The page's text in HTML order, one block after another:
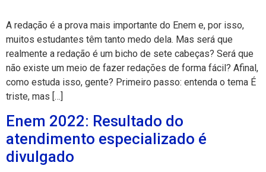
A redação é a prova mais importante do Enem e, por isso,
muitos estudantes têm tanto medo dela. Mas será que
realmente a redação é um bicho de sete cabeças? Será que
não existe um meio de fazer redações de forma fácil? Afinal,
como estuda isso, gente? Primeiro passo: entenda o tema É
triste, mas […]
Enem 2022: Resultado do
atendimento especializado é
divulgado